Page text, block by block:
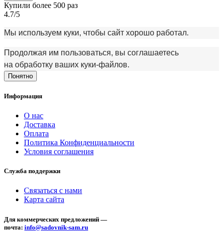
Купили более 500 раз
4.7/5
Мы используем куки, чтобы сайт хорошо работал.
Продолжая им пользоваться, вы соглашаетесь
на обработку ваших куки‑файлов.
Понятно
Информация
О нас
Доставка
Оплата
Политика Конфиденциальности
Условия соглашения
Служба поддержки
Связаться с нами
Карта сайта
Для коммерческих предложений —
почта: info@sadovnik-sam.ru